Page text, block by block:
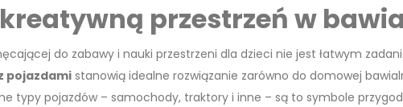
przestrzeń w
do zabawy i nauki przestrzeni dla dzieci nie jest łatwym
pojazdamistanowią idealne rozwiązanie zarówno do domowej
typy pojazdów – samochody, traktory i inne – są to symbole